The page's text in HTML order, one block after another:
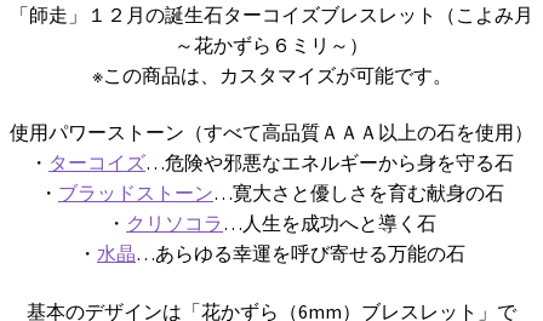
「師走」１２月の誕生石ターコイズブレスレット（こよみ月
～花かずら６ミリ～）
※この商品は、カスタマイズが可能です。
使用パワーストーン（すべて高品質ＡＡＡ以上の石を使用）
・ ターコイズ…危険や邪悪なエネルギーから身を守る石
・ ブラッドストーン…寛大さと優しさを育む献身の石
・ クリソコラ…人生を成功へと導く石
・ 水晶…あらゆる幸運を呼び寄せる万能の石
基本のデザインは「花かずら（6mm）ブレスレット」で